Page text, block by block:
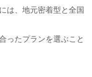
は、地元密着型と全国
ったプランを選ぶこと